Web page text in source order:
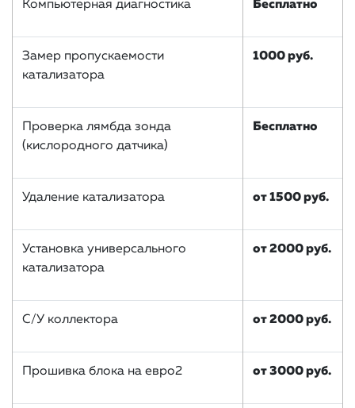
Компьютерная диагностика Бесплатно
Замер пропускаемости
катализатора
1000 руб.
Проверка лямбда зонда
(кислородного датчика)
Бесплатно
Удаление катализатора от 1500 руб.
Установка универсального
катализатора
от 2000 руб.
С/У коллектора от 2000 руб.
Прошивка блока на евро2 от 3000 руб.